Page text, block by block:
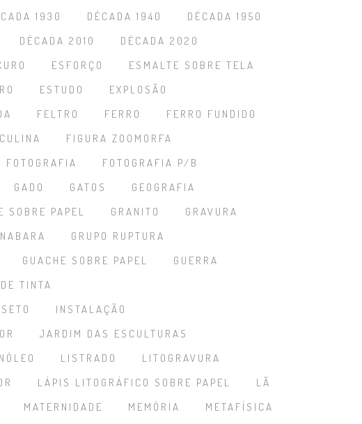
1930 DÉCADA 1940
DÉCADA 1950
DÉCADA 2010
DÉCADA 2020
ESFORÇO
ESMALTE SOBRE TELA
ESTUDO
EXPLOSÃO
FELTRO FERRO
FERRO FUNDIDO
FIGURA ZOOMORFA
FOTOGRAFIA
FOTOGRAFIA P/B
GADO GATOS
GEOGRAFIA
SOBRE PAPEL GRANITO
GRAVURA
GRUPO RUPTURA
GUACHE SOBRE PAPEL
GUERRA
TINTA
INSTALAÇÃO
JARDIM DAS ESCULTURAS
LISTRADO
LITOGRAVURA
LÁPIS LITOGRÁFICO SOBRE PAPEL
LÃ
MATERNIDADE MEMÓRIA
METAFÍSICA